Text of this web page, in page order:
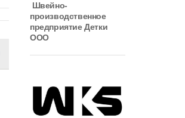
Швейно-
производственное
предприятие Детки
ООО